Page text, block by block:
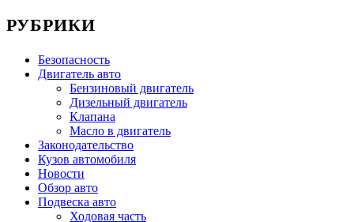
РУБРИКИ
Безопасность
Двигатель авто
Бензиновый двигатель
Дизельный двигатель
Клапана
Масло в двигатель
Законодательство
Кузов автомобиля
Новости
Обзор авто
Подвеска авто
Ходовая часть